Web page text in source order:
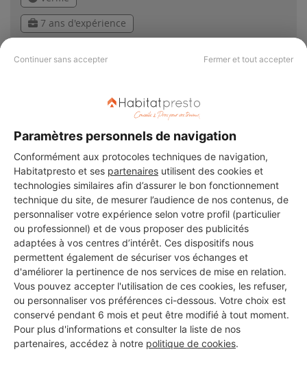
Continuer sans accepter Fermer et tout accepter
Paramètres personnels de navigation
Conformément aux protocoles techniques de navigation,
Habitatpresto et ses partenaires utilisent des cookies et
technologies similaires afin d’assurer le bon fonctionnement
technique du site, de mesurer l’audience de nos contenus, de
personnaliser votre expérience selon votre profil (particulier
ou professionnel) et de vous proposer des publicités
adaptées à vos centres d’intérêt. Ces dispositifs nous
permettent également de sécuriser vos échanges et
d'améliorer la pertinence de nos services de mise en relation.
Vous pouvez accepter l'utilisation de ces cookies, les refuser,
ou personnaliser vos préférences ci-dessous. Votre choix est
conservé pendant 6 mois et peut être modifié à tout moment.
Pour plus d'informations et consulter la liste de nos
partenaires, accédez à notre politique de cookies.
7 ans d'expérience
Da Fonseca Pereira Hugo
Bezons
4 ans d'expérience
Voir sa fiche
LTLE Services
Bezons
8 ans d'expérience